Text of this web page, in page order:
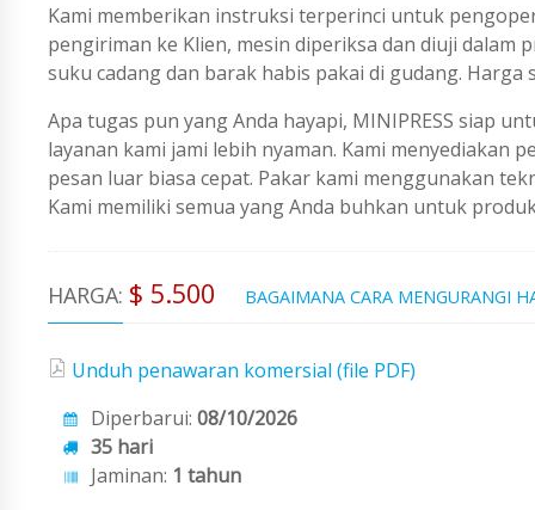
Kami memberikan instruksi terperinci untuk
pengiriman ke Klien, mesin diperiksa dan diuji dalam
suku cadang dan barak habis pakai di gudang.
Apa tugas pun yang Anda hayapi, MINIPRESS siap
layanan kami jami lebih nyaman. Kami menyediakan
pesan luar biasa cepat. Pakar kami menggunakan
Kami memiliki semua yang Anda buhkan untuk
HARGA: $ 5.500 BAGAIMANA CARA MENGURANGI
Unduh penawaran komersial (file PDF)
Diperbarui: 08/10/2026
35 hari
Jaminan: 1 tahun